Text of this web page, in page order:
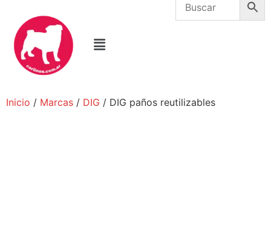
Inicio / Marcas / DIG / DIG paños reutilizables